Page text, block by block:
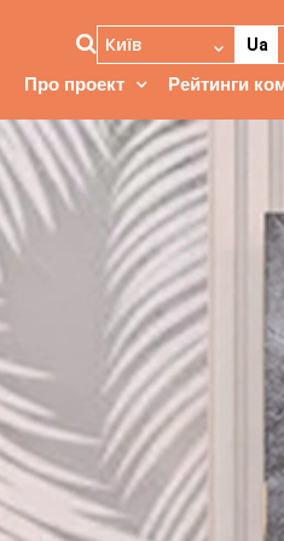
Київ Ua
Про проект Рейтинги